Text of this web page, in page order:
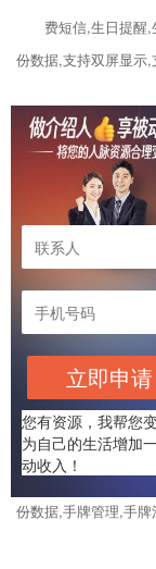
费短信,生日提醒
份数据,支持双屏显示
文樾软件,商佑
适用于：卡拉
功能：商品管
值消费,计次消费,小
送充值/消费/充次/计
费短信,生日提醒
份数据,手牌管理,手
立即申请
您有资源，我帮您
为自己的生活增加
动收入！